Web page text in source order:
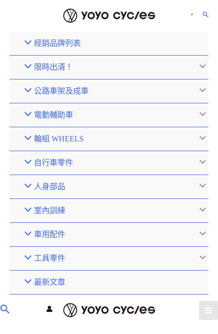
經銷品牌列表
限時出清！
公路車架及成車
電動輔助車
輪組 WHEELS
自行車零件
人身部品
室內訓練
車用配件
工具零件
最新文章